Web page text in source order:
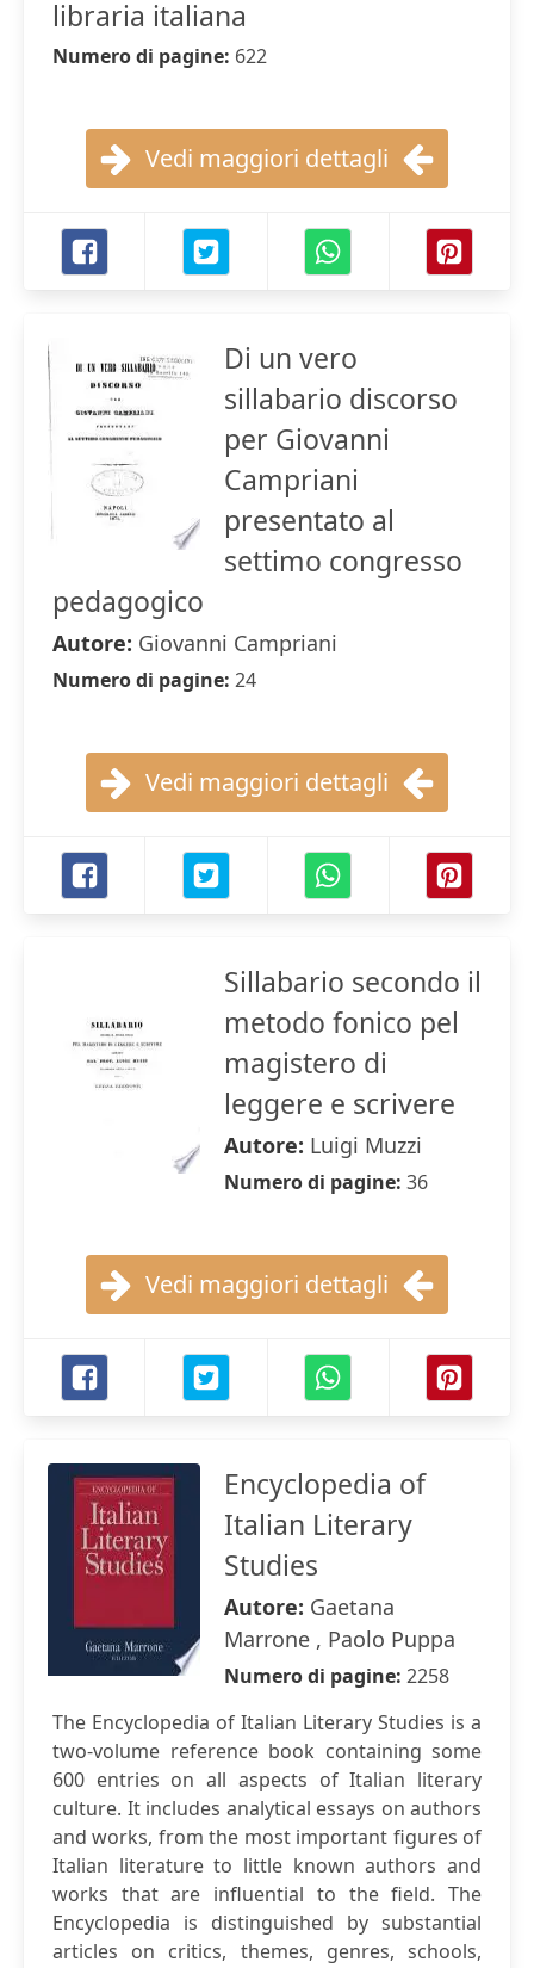
libraria italiana
Numero di pagine: 622
Vedi maggiori dettagli
Di un vero
sillabario discorso
per Giovanni
Campriani
presentato al
settimo congresso
pedagogico
Autore: Giovanni Campriani
Numero di pagine: 24
Vedi maggiori dettagli
Sillabario secondo il
metodo fonico pel
magistero di
leggere e scrivere
Autore: Luigi Muzzi
Numero di pagine: 36
Vedi maggiori dettagli
Encyclopedia of
Italian Literary
Studies
Autore: Gaetana
Marrone , Paolo Puppa
Numero di pagine: 2258
The Encyclopedia of Italian Literary Studies is a
two-volume reference book containing some
600 entries on all aspects of Italian literary
culture. It includes analytical essays on authors
and works, from the most important figures of
Italian literature to little known authors and
works that are influential to the field. The
Encyclopedia is distinguished by substantial
articles on critics, themes, genres, schools,